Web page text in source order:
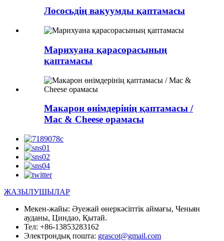
Лососьдің вакуумды қаптамасы
Марихуана қарасорасының
қаптамасы
Макарон өнімдерінің қаптамасы /
Mac & Cheese орамасы
ЖАЗЫЛУШЫЛАР
Мекен-жайы: Әуежай өнеркәсіптік аймағы, Ченьян
ауданы, Циндао, Қытай.
Тел: +86-13853283162
Электрондық пошта: grascot@gmail.com